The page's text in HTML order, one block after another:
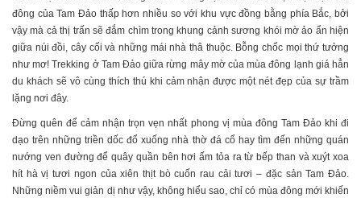
đông của Tam Đảo thấp hơn nhiều so với khu vực đồng bằng phía Bắc, bởi
vậy mà cả thị trấn sẽ đắm chìm trong khung cảnh sương khói mờ ảo ẩn hiện
giữa núi đồi, cây cối và những mái nhà thâ thuộc. Bỗng chốc mọi thứ tưởng
như mơ! Trekking ở Tam Đảo giữa rừng mây mờ của mùa đông lạnh giá hẳn
du khách sẽ vô cùng thích thú khi cảm nhận được một nét đẹp của sự trầm
lặng nơi đây.
Đừng quên để cảm nhận trọn vẹn nhất phong vị mùa đông Tam Đảo khi đi
dạo trên những triền dốc đổ xuống nhà thờ đá cổ hay tìm đến những quán
nướng ven đường để quây quần bên hơi ấm tỏa ra từ bếp than và xuýt xoa
hít hà vị tươi ngon của xiên thịt bò cuốn rau cải tươi – đặc sản Tam Đảo.
Những niềm vui giản dị như vậy, không hiểu sao, chỉ có mùa đông mới khiến